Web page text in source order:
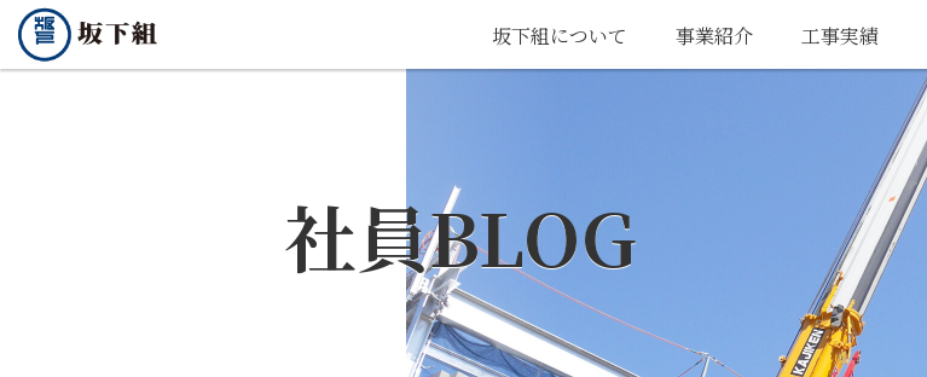
坂下組について 事業紹介 工事実績
社員BLOG